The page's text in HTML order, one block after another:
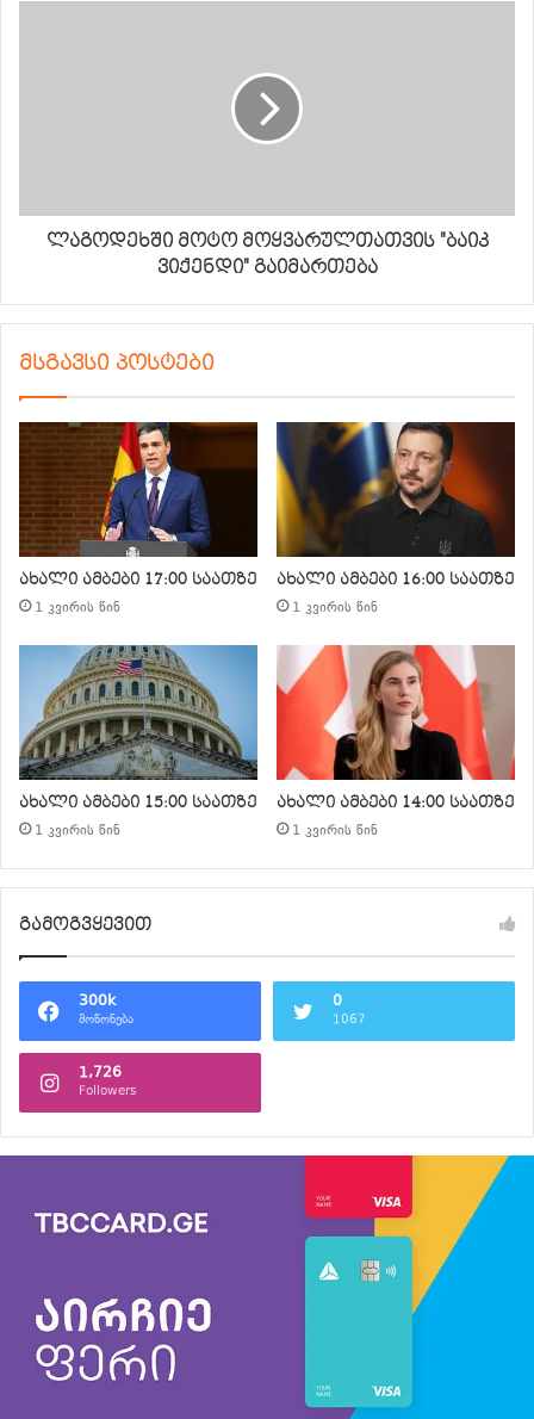
ლაგოდეხში მოტო მოყვარულთათვის "ბაიკ
ვიქენდი" გაიმართება
მსგავსი პოსტები
ახალი ამბები 17:00 საათზე
1 კვირის წინ
ახალი ამბები 16:00 საათზე
1 კვირის წინ
ახალი ამბები 15:00 საათზე
1 კვირის წინ
ახალი ამბები 14:00 საათზე
1 კვირის წინ
გამოგვყევით
300k
მოწონება
0
1067
1,726
Followers